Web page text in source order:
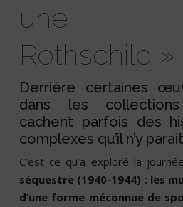
une
Rothschild »
Derrière certaines
dans les
cachent parfois des
complexes qu’il n’y
C’est ce qu’a exploré la
séquestre (1940-1944) : les
d’une forme méconnue de